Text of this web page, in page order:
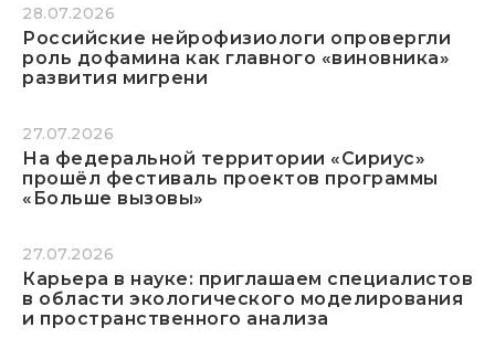
28.07.2026
Российские нейрофизиологи опровергли
роль дофамина как главного «виновника»
развития мигрени
27.07.2026
На федеральной территории «Сириус»
прошёл фестиваль проектов программы
«Больше вызовы»
27.07.2026
Карьера в науке: приглашаем специалистов
в области экологического моделирования
и пространственного анализа